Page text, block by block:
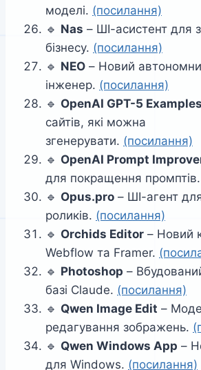
моделі. (посилання)
🔹 Nas – ШІ-асистент для
бізнесу. (посилання)
🔹 NEO – Новий
інженер. (посилання)
🔹 OpenAI GPT-5 Examples
сайтів, які можна
згенерувати. (посилання)
🔹 OpenAI Prompt
для покращення промптів.
🔹 Opus.pro – ШІ-агент
роликів. (посилання)
🔹 Orchids Editor – Новий
Webflow та Framer.
🔹 Photoshop –
базі Claude. (посилання)
🔹 Qwen Image Edit –
редагування зображень.
🔹 Qwen Windows App –
для Windows. (посилання)